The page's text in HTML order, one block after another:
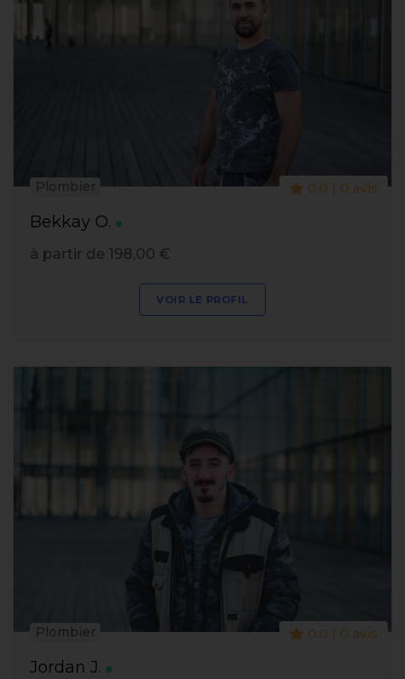
Bekkay O.
Plombier 0.0 | 0 avis
à partir de 198,00 €
VOIR LE PROFIL
Jordan J.
Plombier 0.0 | 0 avis